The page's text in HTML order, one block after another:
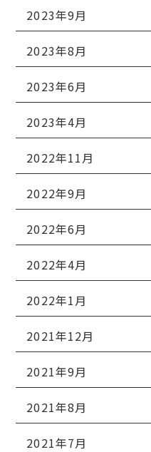
2023年9月
2023年8月
2023年6月
2023年4月
2022年11月
2022年9月
2022年6月
2022年4月
2022年1月
2021年12月
2021年9月
2021年8月
2021年7月